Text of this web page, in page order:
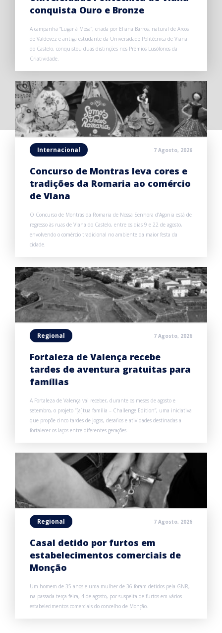
conquista Ouro e Bronze
A campanha “Lugar à Mesa”, criada por Eliana Barros, natural de Arcos
de Valdevez e antiga estudante da Universidade Politécnica de Viana
do Castelo, conquistou duas distinções nos Prémios Lusófonos da
Criatividade.
Internacional 7 Agosto, 2026
Concurso de Montras leva cores e
tradições da Romaria ao comércio
de Viana
O Concurso de Montras da Romaria de Nossa Senhora d’Agonia está de
regresso às ruas de Viana do Castelo, entre os dias 9 e 22 de agosto,
envolvendo o comércio tradicional no ambiente da maior festa da
cidade.
Regional 7 Agosto, 2026
Fortaleza de Valença recebe
tardes de aventura gratuitas para
famílias
A Fortaleza de Valença vai receber, durante os meses de agosto e
setembro, o projeto “[a]tua família – Challenge Edition”, uma iniciativa
que propõe cinco tardes de jogos, desafios e atividades destinadas a
fortalecer os laços entre diferentes gerações.
Regional 7 Agosto, 2026
Casal detido por furtos em
estabelecimentos comerciais de
Monção
Um homem de 35 anos e uma mulher de 36 foram detidos pela GNR,
na passada terça-feira, 4 de agosto, por suspeita de furtos em vários
estabelecimentos comerciais do concelho de Monção.